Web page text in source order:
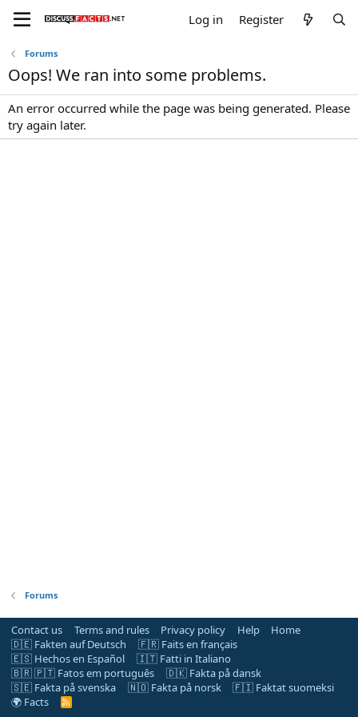
Log in Register
Forums
Oops! We ran into some problems.
An error occurred while the page was being generated. Please
try again later.
Forums
Contact us Terms and rules Privacy policy Help
Home
🇩🇪 Fakten auf Deutsch
🇫🇷 Faits en français
🇪🇸 Hechos en Español
🇮🇹 Fatti in Italiano
🇧🇷 🇵🇹 Fatos em português
🇩🇰 Fakta på dansk
🇸🇪 Fakta på svenska
🇳🇴 Fakta på norsk
🇫🇮 Faktat suomeksi
🌍 Facts
R